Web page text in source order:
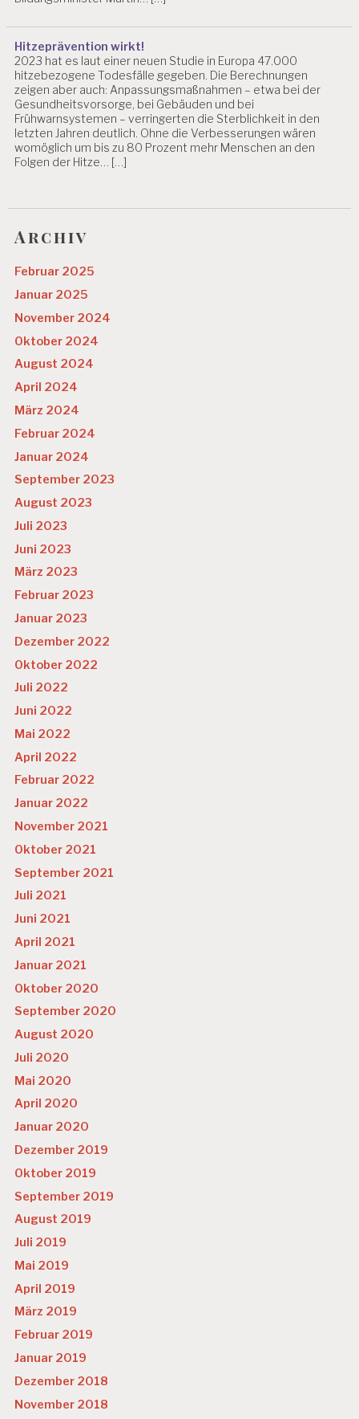
Hitzeprävention wirkt!
2023 hat es laut einer neuen Studie in Europa 47.000
hitzebezogene Todesfälle gegeben. Die Berechnungen
zeigen aber auch: Anpassungsmaßnahmen – etwa bei der
Gesundheitsvorsorge, bei Gebäuden und bei
Frühwarnsystemen – verringerten die Sterblichkeit in den
letzten Jahren deutlich. Ohne die Verbesserungen wären
womöglich um bis zu 80 Prozent mehr Menschen an den
Folgen der Hitze… […]
Archiv
Februar 2025
Januar 2025
November 2024
Oktober 2024
August 2024
April 2024
März 2024
Februar 2024
Januar 2024
September 2023
August 2023
Juli 2023
Juni 2023
März 2023
Februar 2023
Januar 2023
Dezember 2022
Oktober 2022
Juli 2022
Juni 2022
Mai 2022
April 2022
Februar 2022
Januar 2022
November 2021
Oktober 2021
September 2021
Juli 2021
Juni 2021
April 2021
Januar 2021
Oktober 2020
September 2020
August 2020
Juli 2020
Mai 2020
April 2020
Januar 2020
Dezember 2019
Oktober 2019
September 2019
August 2019
Juli 2019
Mai 2019
April 2019
März 2019
Februar 2019
Januar 2019
Dezember 2018
November 2018